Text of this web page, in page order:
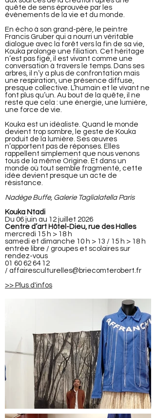
quête de sens éprouvée par les
évènements de la vie et du monde.
En écho à son grand-père, le peintre
Francis Gruber qui a nourri un véritable
dialogue avec la forêt vers la fin de sa vie,
Kouka prolonge une filiation. Cet héritage
n’est pas figé, il est vivant comme une
conversation à travers le temps. Dans ses
arbres, il n’y a plus de confrontation mais
une respiration, une présence diffuse,
presque collective. L’humain et le vivant ne
font plus qu’un. Au bout de la quête, il ne
reste que cela : une énergie, une lumière,
une force de vie.
Kouka est un idéaliste. Quand le monde
devient trop sombre, le geste de Kouka
produit de la lumière. Ses œuvres
n’apportent pas de réponses. Elles
rappellent simplement que nous venons
tous de la même Origine. Et dans un
monde où tout semble fragmenté, cette
idée devient presque un acte de
résistance.
Nadège Buffe, Galerie Taglialatella Paris
Kouka Ntadi
Du 06 juin au 12 juillet 2026
Centre d’art Hôtel-Dieu, rue des Halles
mercredi 15 h > 18 h
samedi et dimanche 10 h > 13 / 15 h > 18 h
entrée libre / groupes et scolaires sur
rendez-vous
01 60 62 64 12
/ affairesculturelles@briecomterobert.fr
>> Plus d'infos